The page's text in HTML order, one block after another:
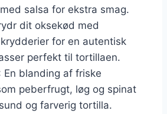
salsa for ekstra smag.
dit oksekød med
for en autentisk
perfekt til tortillaen.
En blanding af friske
peberfrugt, løg og spinat
og farverig tortilla.